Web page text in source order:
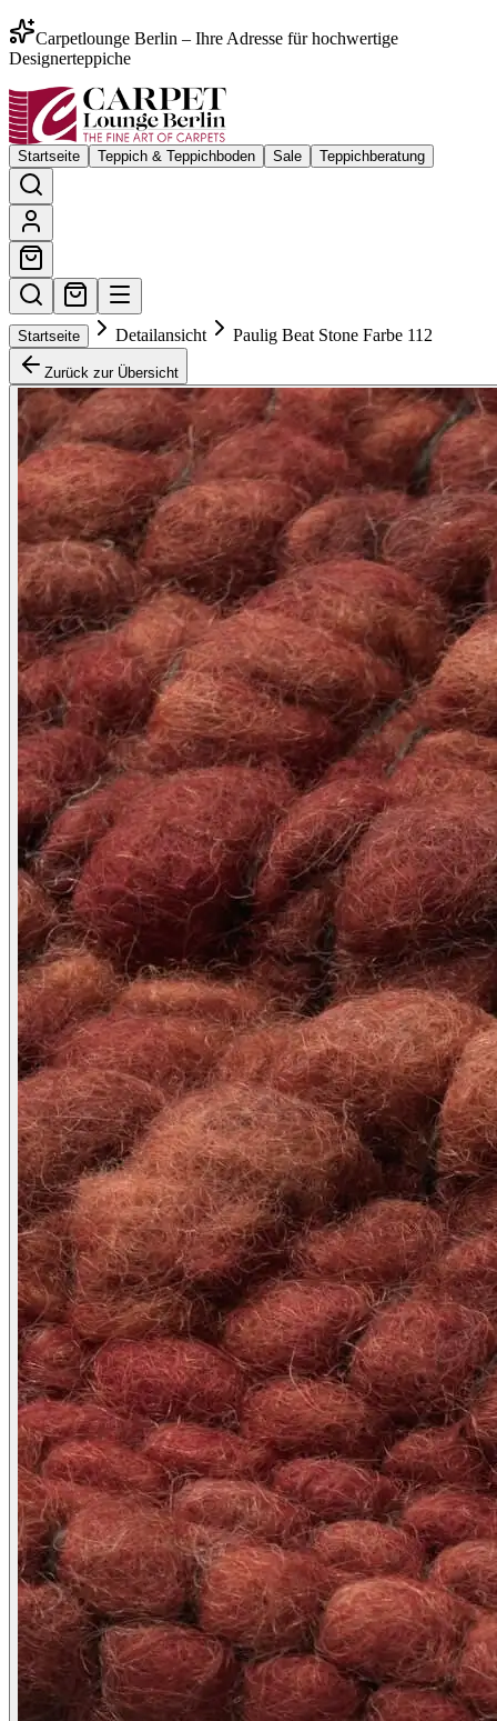
Carpetlounge Berlin – Ihre Adresse für hochwertige
Designerteppiche
Startseite Teppich & Teppichboden Sale Teppichberatung
Startseite Detailansicht Paulig Beat Stone Farbe 112
Zurück zur Übersicht